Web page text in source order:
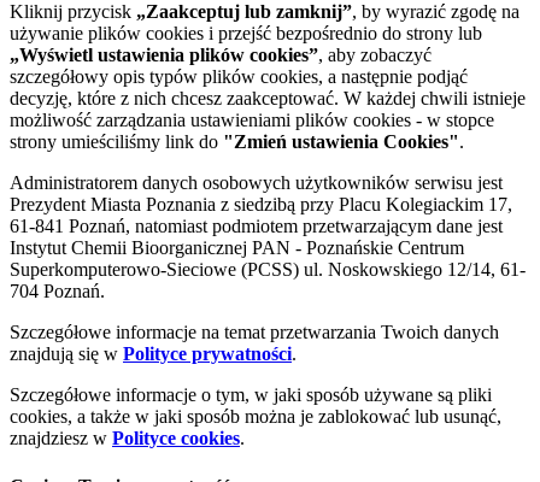
Kliknij przycisk „Zaakceptuj lub zamknij”, by wyrazić zgodę na
używanie plików cookies i przejść bezpośrednio do strony lub
„Wyświetl ustawienia plików cookies”, aby zobaczyć
szczegółowy opis typów plików cookies, a następnie podjąć
decyzję, które z nich chcesz zaakceptować. W każdej chwili istnieje
możliwość zarządzania ustawieniami plików cookies - w stopce
strony umieściliśmy link do "Zmień ustawienia Cookies".
Administratorem danych osobowych użytkowników serwisu jest
Prezydent Miasta Poznania z siedzibą przy Placu Kolegiackim 17,
61-841 Poznań, natomiast podmiotem przetwarzającym dane jest
Instytut Chemii Bioorganicznej PAN - Poznańskie Centrum
Superkomputerowo-Sieciowe (PCSS) ul. Noskowskiego 12/14, 61-
704 Poznań.
Szczegółowe informacje na temat przetwarzania Twoich danych
znajdują się w Polityce prywatności.
Szczegółowe informacje o tym, w jaki sposób używane są pliki
cookies, a także w jaki sposób można je zablokować lub usunąć,
znajdziesz w Polityce cookies.